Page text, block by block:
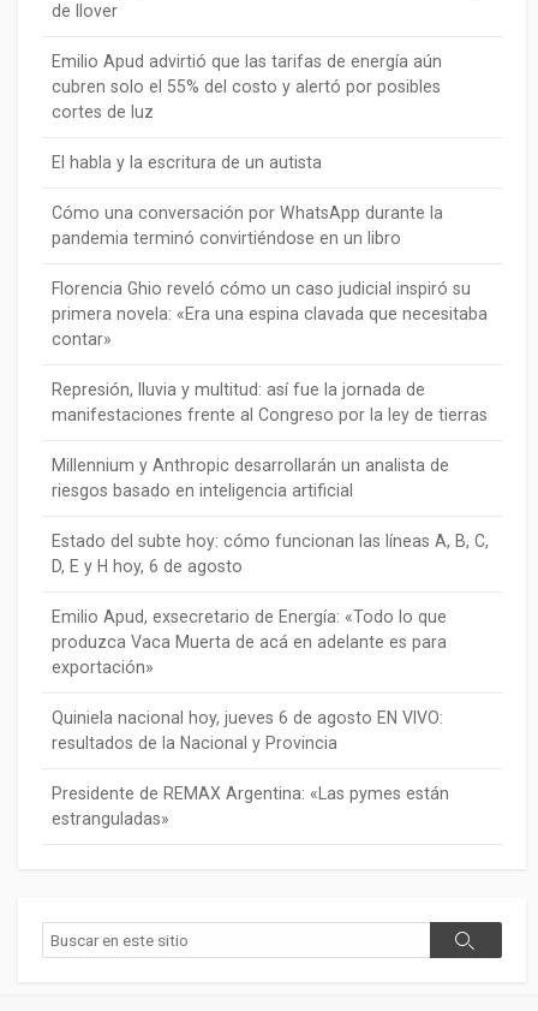
de llover
Emilio Apud advirtió que las tarifas de energía aún
cubren solo el 55% del costo y alertó por posibles
cortes de luz
El habla y la escritura de un autista
Cómo una conversación por WhatsApp durante la
pandemia terminó convirtiéndose en un libro
Florencia Ghio reveló cómo un caso judicial inspiró su
primera novela: «Era una espina clavada que necesitaba
contar»
Represión, lluvia y multitud: así fue la jornada de
manifestaciones frente al Congreso por la ley de tierras
Millennium y Anthropic desarrollarán un analista de
riesgos basado en inteligencia artificial
Estado del subte hoy: cómo funcionan las líneas A, B, C,
D, E y H hoy, 6 de agosto
Emilio Apud, exsecretario de Energía: «Todo lo que
produzca Vaca Muerta de acá en adelante es para
exportación»
Quiniela nacional hoy, jueves 6 de agosto EN VIVO:
resultados de la Nacional y Provincia
Presidente de REMAX Argentina: «Las pymes están
estranguladas»
Buscar
Buscar